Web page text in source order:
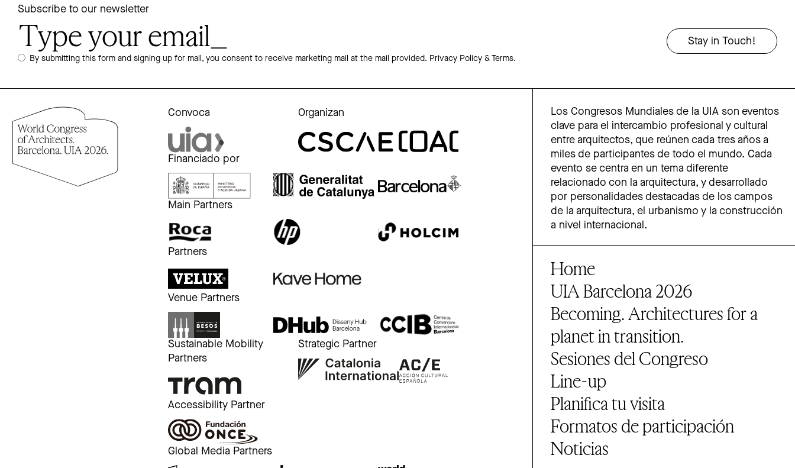
Subscribe to our newsletter
By submitting this form and signing up for mail, you consent to receive marketing mail at the mail provided. Privacy Policy & Terms.
Convoca Organizan
Financiado por
Main Partners
Partners
Venue Partners
Sustainable Mobility
Partners
Strategic Partner
Accessibility Partner
Global Media Partners
Los Congresos Mundiales de la UIA son eventos
clave para el intercambio profesional y cultural
entre arquitectos, que reúnen cada tres años a
miles de participantes de todo el mundo. Cada
evento se centra en un tema diferente
relacionado con la arquitectura, y desarrollado
por personalidades destacadas de los campos
de la arquitectura, el urbanismo y la construcción
a nivel internacional.
Home
UIA Barcelona 2026
Becoming. Architectures for a
planet in transition.
Sesiones del Congreso
Line-up
Planifica tu visita
Formatos de participación
Noticias